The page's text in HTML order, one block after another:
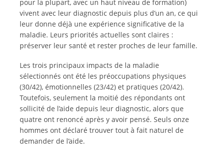
pour la plupart, avec un haut niveau de formation)
vivent avec leur diagnostic depuis plus d’un an, ce qui
leur donne déjà une expérience significative de la
maladie. Leurs priorités actuelles sont claires :
préserver leur santé et rester proches de leur famille.
Les trois principaux impacts de la maladie
sélectionnés ont été les préoccupations physiques
(30/42), émotionnelles (23/42) et pratiques (20/42).
Toutefois, seulement la moitié des répondants ont
sollicité de l’aide depuis leur diagnostic, alors que
quatre ont renoncé après y avoir pensé. Seuls onze
hommes ont déclaré trouver tout à fait naturel de
demander de l’aide.